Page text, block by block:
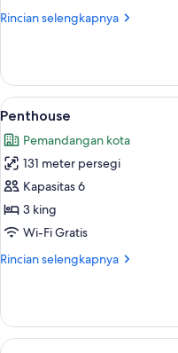
(Altitude)
Rincian selengkapnya
Rincian
Suite,
kamar
(Altitude)
Lihat
semua
foto
untuk
Penthouse
10
Penthouse
Pemandangan kota
131 meter persegi
Kapasitas 6
3 king
Wi-Fi Gratis
Rincian selengkapnya
Rincian
Penthouse